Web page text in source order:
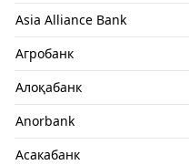
Asia Alliance Bank
Агробанк
Алоқабанк
Anorbank
Асакабанк